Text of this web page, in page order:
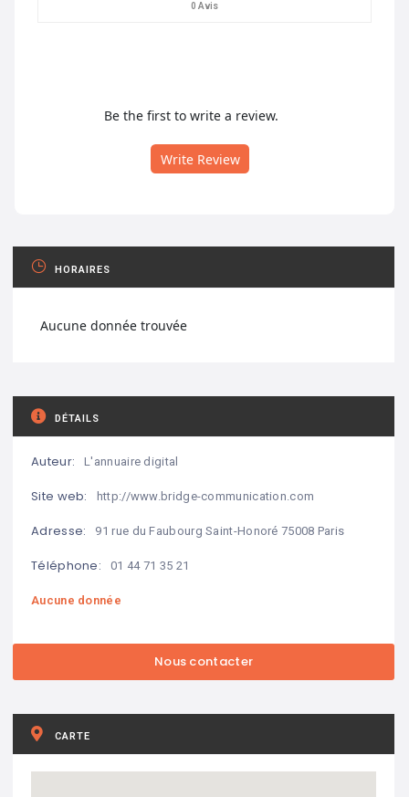
0 Avis
Be the first to write a review.
Write Review
HORAIRES
Aucune donnée trouvée
DÉTAILS
Auteur: L'annuaire digital
Site web: http://www.bridge-communication.com
Adresse: 91 rue du Faubourg Saint-Honoré 75008 Paris
Téléphone: 01 44 71 35 21
Aucune donnée
CARTE